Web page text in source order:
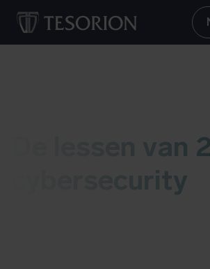
De lessen van
cybersecurity